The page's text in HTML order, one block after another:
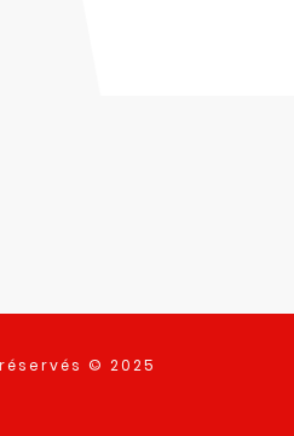
© 2025